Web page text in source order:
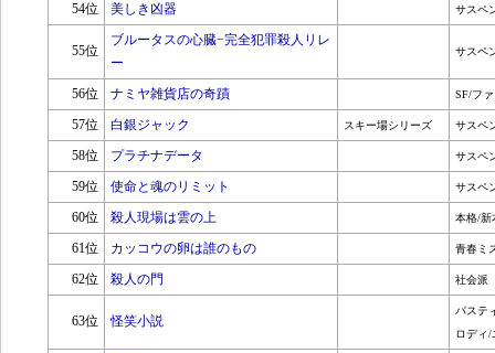
54位 美しき凶器 サスペ
55位
ブルータスの心臓−完全犯罪殺人リレ
ー
サスペ
56位 ナミヤ雑貨店の奇蹟 SF/フ
57位 白銀ジャック スキー場シリーズ サスペ
58位 プラチナデータ サスペ
59位 使命と魂のリミット サスペ
60位 殺人現場は雲の上 本格/新
61位 カッコウの卵は誰のもの 青春ミ
62位 殺人の門 社会派
63位 怪笑小説
パステ
ロディ/